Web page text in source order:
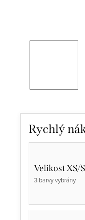
Rychlý
Velikost XS/S
3 barvy vybrány